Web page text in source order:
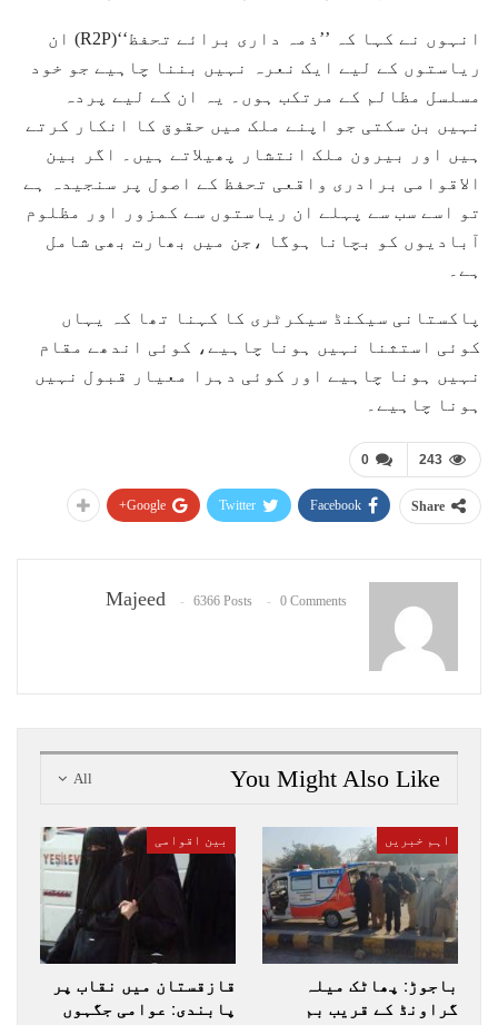
انہوں نے کہا کہ ’’ذمہ داری برائے تحفظ‘‘(R2P) ان
ریاستوں کے لیے ایک نعرہ نہیں بننا چاہیے جو خود
مسلسل مظالم کے مرتکب ہوں۔ یہ ان کے لیے پردہ
نہیں بن سکتی جو اپنے ملک میں حقوق کا انکار کرتے
ہیں اور بیرون ملک انتشار پھیلاتے ہیں۔ اگر بین
الاقوامی برادری واقعی تحفظ کے اصول پر سنجیدہ ہے
تو اسے سب سے پہلے ان ریاستوں سے کمزور اور مظلوم
آبادیوں کو بچانا ہوگا ،جن میں بھارت بھی شامل
ہے۔
پاکستانی سیکنڈ سیکرٹری کا کہنا تھا کہ یہاں
کوئی استثنا نہیں ہونا چاہیے، کوئی اندھے مقام
نہیں ہونا چاہیے اور کوئی دہرا معیار قبول نہیں
ہونا چاہیے۔
0 243
Share
Facebook
Twitter
Google+
Majeed 6366 Posts 0 Comments
All You Might Also Like
اہم خبریں
باجوڑ: پھاٹک میلہ
گراونڈ کے قریب بم
بین اقوامی
قازقستان میں نقاب پر
پابندی: عوامی جگہوں